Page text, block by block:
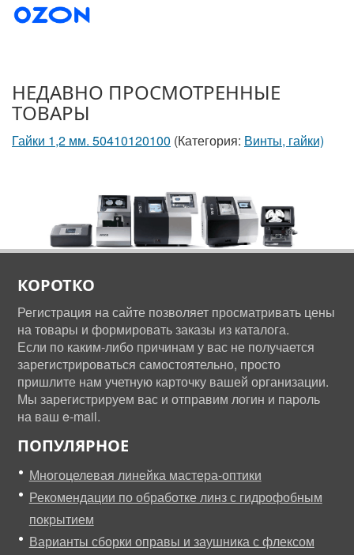
НЕДАВНО ПРОСМОТРЕННЫЕ
ТОВАРЫ
Гайки 1,2 мм. 50410120100 (Категория: Винты, гайки)
КОРОТКО
Регистрация на сайте позволяет просматривать цены
на товары и формировать заказы из каталога.
Если по каким-либо причинам у вас не получается
зарегистрироваться самостоятельно, просто
пришлите нам учетную карточку вашей организации.
Мы зарегистрируем вас и отправим логин и пароль
на ваш e-mail.
ПОПУЛЯРНОЕ
Многоцелевая линейка мастера-оптики
Рекомендации по обработке линз с гидрофобным
покрытием
Варианты сборки оправы и заушника с флексом